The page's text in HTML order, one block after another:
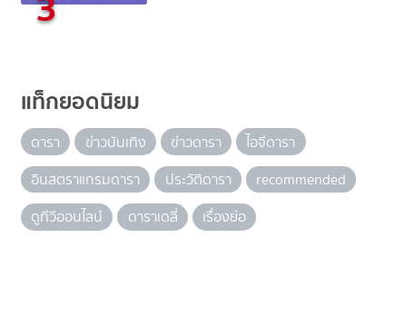
แท็กยอดนิยม
ดารา ข่าวบันเทิง ข่าวดารา
ไอจีดารา
อินสตราแกรมดารา
ประวัติดารา
recommended
ดูทีวีออนไลน์
ดาราเดลี่ เรื่องย่อ